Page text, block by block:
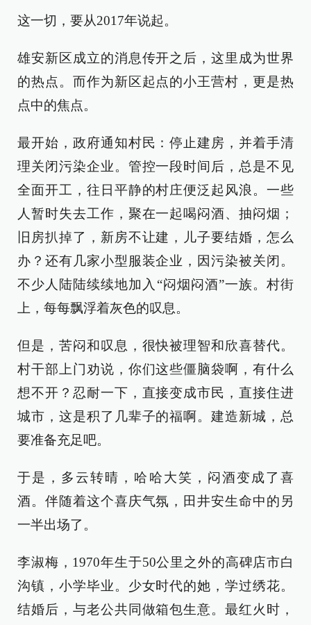
这一切，要从2017年说起。
雄安新区成立的消息传开之后，这里成为世界
的热点。而作为新区起点的小王营村，更是热
点中的焦点。
最开始，政府通知村民：停止建房，并着手清
理关闭污染企业。管控一段时间后，总是不见
全面开工，往日平静的村庄便泛起风浪。一些
人暂时失去工作，聚在一起喝闷酒、抽闷烟；
旧房扒掉了，新房不让建，儿子要结婚，怎么
办？还有几家小型服装企业，因污染被关闭。
不少人陆陆续续地加入“闷烟闷酒”一族。村街
上，每每飘浮着灰色的叹息。
但是，苦闷和叹息，很快被理智和欣喜替代。
村干部上门劝说，你们这些僵脑袋啊，有什么
想不开？忍耐一下，直接变成市民，直接住进
城市，这是积了几辈子的福啊。建造新城，总
要准备充足吧。
于是，多云转晴，哈哈大笑，闷酒变成了喜
酒。伴随着这个喜庆气氛，田井安生命中的另
一半出场了。
李淑梅，1970年生于50公里之外的高碑店市白
沟镇，小学毕业。少女时代的她，学过绣花。
结婚后，与老公共同做箱包生意。最红火时，